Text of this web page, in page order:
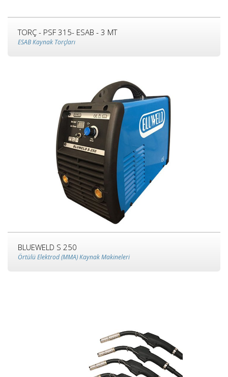
TORÇ - PSF 315- ESAB - 3 MT
ESAB Kaynak Torçları
BLUEWELD S 250
Örtülü Elektrod (MMA) Kaynak Makineleri